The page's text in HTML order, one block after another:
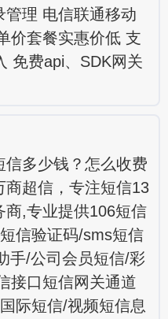
管理 电信联通移动
价套餐实惠价低 支
免费api、SDK网关
信多少钱？怎么收费
超信，专注短信13
商,专业提供106短信
信验证码/sms短信
手/公司会员短信/彩
接口短信网关通道
际短信/视频短信息